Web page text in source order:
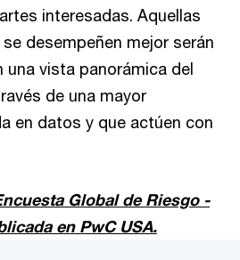
interesadas. Aquellas
desempeñen mejor serán
una vista panorámica del
de una mayor
en datos y que actúen con
Global de Riesgo -
en PwC USA.